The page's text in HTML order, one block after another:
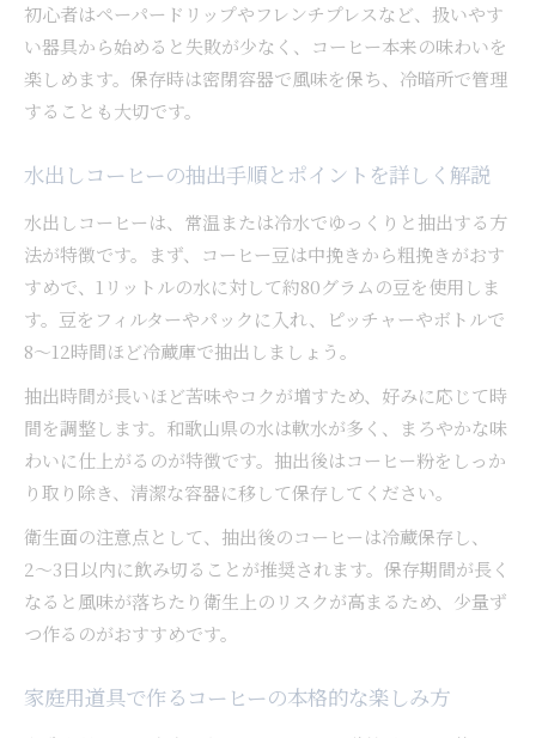
初心者はペーパードリップやフレンチプレスなど、扱いやす
い器具から始めると失敗が少なく、コーヒー本来の味わいを
楽しめます。保存時は密閉容器で風味を保ち、冷暗所で管理
することも大切です。
水出しコーヒーの抽出手順とポイントを詳しく解説
水出しコーヒーは、常温または冷水でゆっくりと抽出する方
法が特徴です。まず、コーヒー豆は中挽きから粗挽きがおす
すめで、1リットルの水に対して約80グラムの豆を使用しま
す。豆をフィルターやパックに入れ、ピッチャーやボトルで
8〜12時間ほど冷蔵庫で抽出しましょう。
抽出時間が長いほど苦味やコクが増すため、好みに応じて時
間を調整します。和歌山県の水は軟水が多く、まろやかな味
わいに仕上がるのが特徴です。抽出後はコーヒー粉をしっか
り取り除き、清潔な容器に移して保存してください。
衛生面の注意点として、抽出後のコーヒーは冷蔵保存し、
2〜3日以内に飲み切ることが推奨されます。保存期間が長く
なると風味が落ちたり衛生上のリスクが高まるため、少量ず
つ作るのがおすすめです。
家庭用道具で作るコーヒーの本格的な楽しみ方